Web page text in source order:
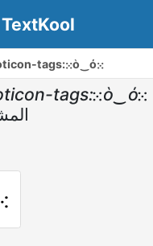
TextKool
tags:⁙ὸ‿ό⁙
tags:⁙ὸ‿ό⁙